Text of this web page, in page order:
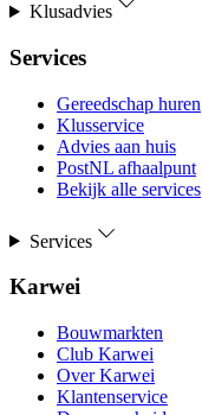
Klusadvies
Services
Gereedschap huren
Klusservice
Advies aan huis
PostNL afhaalpunt
Bekijk alle services
Services
Karwei
Bouwmarkten
Club Karwei
Over Karwei
Klantenservice